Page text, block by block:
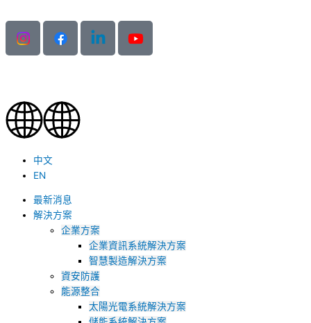
至
要
中文
EN
最新消息
解決方案
企業方案
企業資訊系統解決方案
智慧製造解決方案
資安防護
能源整合
太陽光電系統解決方案